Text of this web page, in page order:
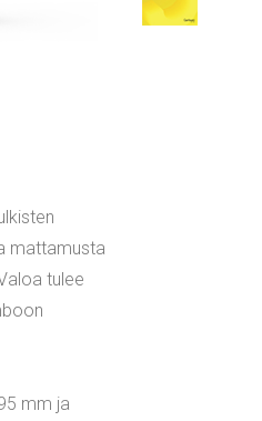
mattamusta
tulee
mm ja